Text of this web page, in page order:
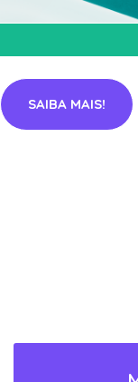
SAIBA MAIS!